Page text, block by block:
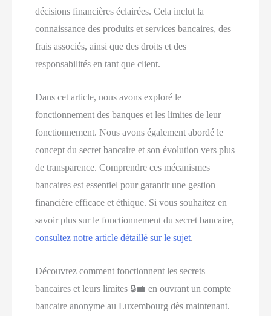
décisions financières éclairées. Cela inclut la
connaissance des produits et services bancaires, des
frais associés, ainsi que des droits et des
responsabilités en tant que client.
Dans cet article, nous avons exploré le
fonctionnement des banques et les limites de leur
fonctionnement. Nous avons également abordé le
concept du secret bancaire et son évolution vers plus
de transparence. Comprendre ces mécanismes
bancaires est essentiel pour garantir une gestion
financière efficace et éthique. Si vous souhaitez en
savoir plus sur le fonctionnement du secret bancaire,
consultez notre article détaillé sur le sujet.
Découvrez comment fonctionnent les secrets
bancaires et leurs limites 🔒💼 en ouvrant un compte
bancaire anonyme au Luxembourg dès maintenant.